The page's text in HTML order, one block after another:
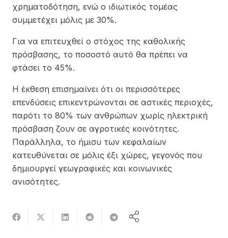
χρηματοδότηση, ενώ ο ιδιωτικός τομέας
συμμετέχει μόλις με 30%.
Για να επιτευχθεί ο στόχος της καθολικής
πρόσβασης, το ποσοστό αυτό θα πρέπει να
φτάσει το 45%.
Η έκθεση επισημαίνει ότι οι περισσότερες
επενδύσεις επικεντρώνονται σε αστικές περιοχές,
παρότι το 80% των ανθρώπων χωρίς ηλεκτρική
πρόσβαση ζουν σε αγροτικές κοινότητες.
Παράλληλα, το ήμισυ των κεφαλαίων
κατευθύνεται σε μόλις έξι χώρες, γεγονός που
δημιουργεί γεωγραφικές και κοινωνικές
ανισότητες.